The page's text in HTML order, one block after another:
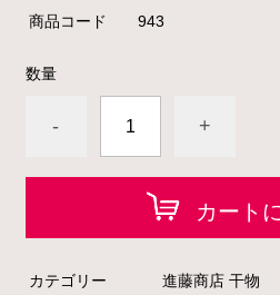
商品コード 943
数量
- +
カート
カテゴリー 進藤商店 干物